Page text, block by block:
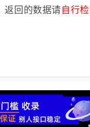
返回的数据请 自行